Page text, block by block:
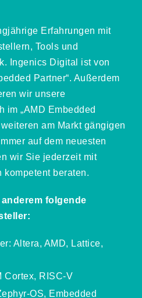
Erfahrungen mit
Tools und
Ingenics Digital ist von
Partner“. Außerdem
wir unsere
im „AMD Embedded
am Markt gängigen
auf dem neuesten
wir Sie jederzeit mit
kompetent beraten.
folgende
Altera, AMD, Lattice,
Cortex, RISC-V
OS, Embedded